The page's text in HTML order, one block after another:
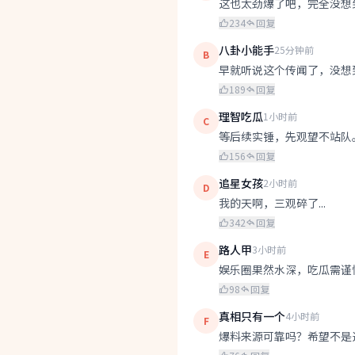
这也太劲爆了吧，完全没想
234 回复
B 八卦小能手25分钟前
早就听说这个传闻了，没想
189 回复
C 理智吃瓜1小时前
等后续实锤，先观望不站队。
156 回复
D 追星女孩2小时前
我的天啊，三观碎了...
342 回复
E 路人甲3小时前
娱乐圈果然水深，吃瓜需谨
98 回复
F 真相只有一个4小时前
爆料来源可靠吗？希望不是